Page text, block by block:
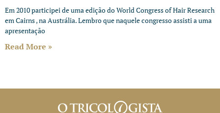
Em 2010 participei de uma edição do World Congress of Hair Research
em Cairns , na Austrália. Lembro que naquele congresso assisti a uma
apresentação
Read More »